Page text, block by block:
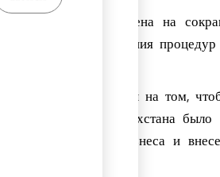
нашей команды нацелена на
посредством описания
мы сфокусированы на том,
торговли Казахстана
открытию своего бизнеса и